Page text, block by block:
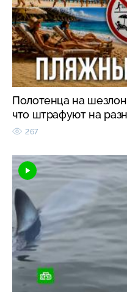
Полотенца на
что штрафуют на
267